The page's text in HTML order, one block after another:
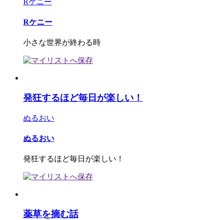
Rケニー
小さな世界が終わる時
発狂するほど毎日が楽しい！
ぬるおい
ぬるおい
発狂するほど毎日が楽しい！
薬草を摘む話